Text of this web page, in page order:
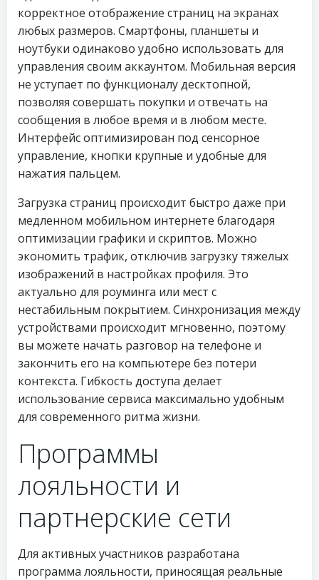
корректное отображение страниц на экранах
любых размеров. Смартфоны, планшеты и
ноутбуки одинаково удобно использовать для
управления своим аккаунтом. Мобильная версия
не уступает по функционалу десктопной,
позволяя совершать покупки и отвечать на
сообщения в любое время и в любом месте.
Интерфейс оптимизирован под сенсорное
управление, кнопки крупные и удобные для
нажатия пальцем.
Загрузка страниц происходит быстро даже при
медленном мобильном интернете благодаря
оптимизации графики и скриптов. Можно
экономить трафик, отключив загрузку тяжелых
изображений в настройках профиля. Это
актуально для роуминга или мест с
нестабильным покрытием. Синхронизация между
устройствами происходит мгновенно, поэтому
вы можете начать разговор на телефоне и
закончить его на компьютере без потери
контекста. Гибкость доступа делает
использование сервиса максимально удобным
для современного ритма жизни.
Программы
лояльности и
партнерские сети
Для активных участников разработана
программа лояльности, приносящая реальные